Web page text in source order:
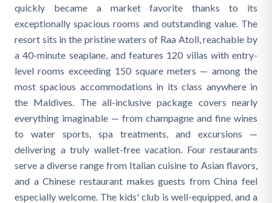
quickly became a market favorite thanks to its
exceptionally spacious rooms and outstanding value. The
resort sits in the pristine waters of Raa Atoll, reachable by
a 40-minute seaplane, and features 120 villas with entry-
level rooms exceeding 150 square meters — among the
most spacious accommodations in its class anywhere in
the Maldives. The all-inclusive package covers nearly
everything imaginable — from champagne and fine wines
to water sports, spa treatments, and excursions —
delivering a truly wallet-free vacation. Four restaurants
serve a diverse range from Italian cuisine to Asian flavors,
and a Chinese restaurant makes guests from China feel
especially welcome. The kids' club is well-equipped, and a